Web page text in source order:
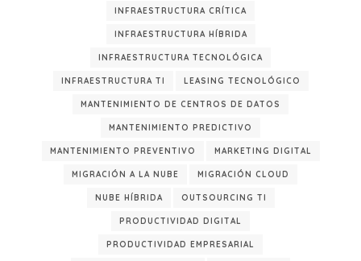
INFRAESTRUCTURA CRÍTICA
INFRAESTRUCTURA HÍBRIDA
INFRAESTRUCTURA TECNOLÓGICA
INFRAESTRUCTURA TI LEASING TECNOLÓGICO
MANTENIMIENTO DE CENTROS DE DATOS
MANTENIMIENTO PREDICTIVO
MANTENIMIENTO PREVENTIVO MARKETING DIGITAL
MIGRACIÓN A LA NUBE MIGRACIÓN CLOUD
NUBE HÍBRIDA OUTSOURCING TI
PRODUCTIVIDAD DIGITAL
PRODUCTIVIDAD EMPRESARIAL